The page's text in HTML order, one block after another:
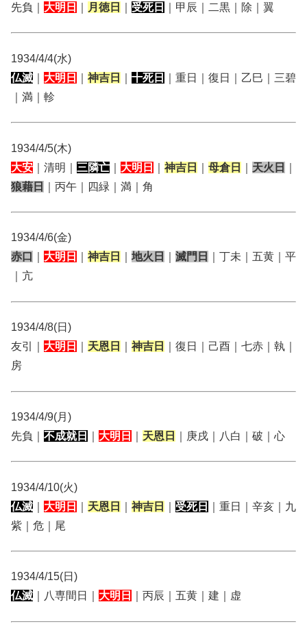
先負｜ 大明日 月徳日 受死日 ｜甲辰｜二黒｜除｜翼
1934/4/4(水)
仏滅
大明日 神吉日 十死日
｜重日｜復日｜乙巳｜三碧
｜満｜軫
1934/4/5(木)
大安 ｜清明｜ 三隣亡 大明日 神吉日 母倉日 天火日
狼藉日
｜丙午｜四緑｜満｜角
1934/4/6(金)
赤口
大明日 神吉日 地火日 滅門日
｜丁未｜五黄｜平
｜亢
1934/4/8(日)
友引｜ 大明日 天恩日 神吉日
｜復日｜己酉｜七赤｜執｜
房
1934/4/9(月)
先負｜ 不成就日 大明日 天恩日 ｜庚戌｜八白｜破｜心
1934/4/10(火)
仏滅
大明日 天恩日 神吉日 受死日
｜重日｜辛亥｜九
紫｜危｜尾
1934/4/15(日)
仏滅 ｜八専間日｜ 大明日 ｜丙辰｜五黄｜建｜虚